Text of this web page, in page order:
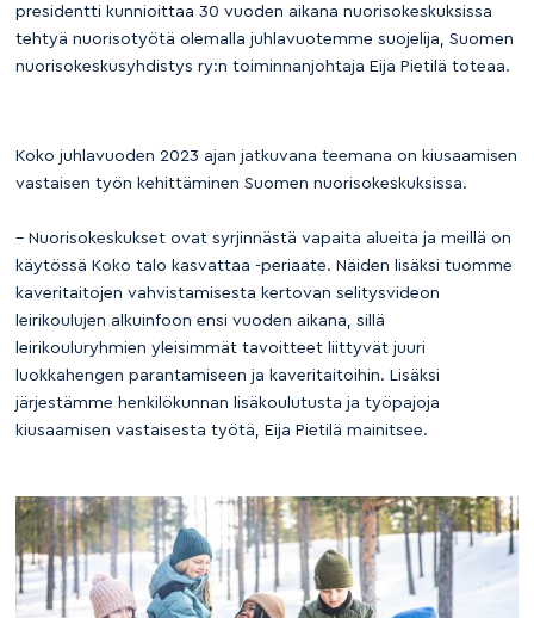
presidentti kunnioittaa 30 vuoden aikana nuorisokeskuksissa
tehtyä nuorisotyötä olemalla juhlavuotemme suojelija, Suomen
nuorisokeskusyhdistys ry:n toiminnanjohtaja Eija Pietilä toteaa.
Koko juhlavuoden 2023 ajan jatkuvana teemana on kiusaamisen
vastaisen työn kehittäminen Suomen nuorisokeskuksissa.
– Nuorisokeskukset ovat syrjinnästä vapaita alueita ja meillä on
käytössä Koko talo kasvattaa -periaate. Näiden lisäksi tuomme
kaveritaitojen vahvistamisesta kertovan selitysvideon
leirikoulujen alkuinfoon ensi vuoden aikana, sillä
leirikouluryhmien yleisimmät tavoitteet liittyvät juuri
luokkahengen parantamiseen ja kaveritaitoihin. Lisäksi
järjestämme henkilökunnan lisäkoulutusta ja työpajoja
kiusaamisen vastaisesta työtä, Eija Pietilä mainitsee.